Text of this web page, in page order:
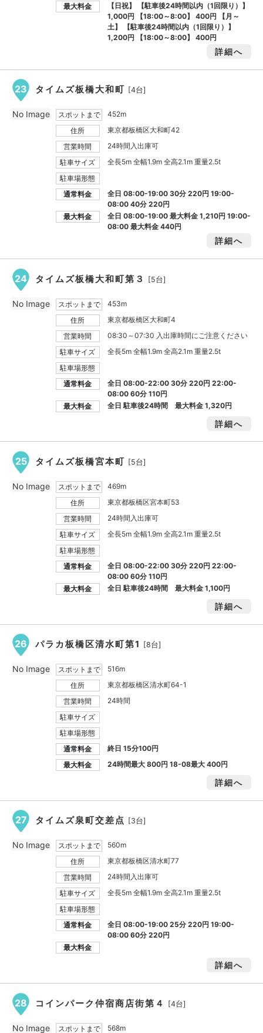
最大料金
【日祝】 【駐車後24時間以内（1回限り）】
1,000円
【18:00～8:00】400円
【月～
土】 【駐車後24時間以内（1回限り）】
1,200円
【18:00～8:00】400円
詳細へ
23 タイムズ板橋大和町 [4台]
スポットまで
452m
住所
東京都板橋区大和町42
営業時間
24時間入出庫可
駐車サイズ
全長5m 全幅1.9m 全高2.1m 重量2.5t
駐車場形態
通常料金
全日 08:00-19:00 30分 220円 19:00-
08:00 40分 220円
最大料金
全日 08:00-19:00 最大料金1,210円19:00-
08:00 最大料金440円
詳細へ
No Image
24 タイムズ板橋大和町第３ [5台]
スポットまで
453m
住所
東京都板橋区大和町4
営業時間
08:30～07:30 入出庫時間にご注意ください
駐車サイズ
全長5m 全幅1.9m 全高2.1m 重量2.5t
駐車場形態
通常料金
全日 08:00-22:00 30分 220円 22:00-
08:00 60分 110円
最大料金
全日 駐車後24時間 最大料金1,320円
詳細へ
No Image
25 タイムズ板橋宮本町 [5台]
スポットまで
469m
住所
東京都板橋区宮本町53
営業時間
24時間入出庫可
駐車サイズ
全長5m 全幅1.9m 全高2.1m 重量2.5t
駐車場形態
通常料金
全日 08:00-22:00 30分 220円 22:00-
08:00 60分 110円
最大料金
全日 駐車後24時間 最大料金1,100円
詳細へ
No Image
26 パラカ板橋区清水町第1 [8台]
スポットまで
516m
住所
東京都板橋区清水町64-1
営業時間
24時間
駐車サイズ
駐車場形態
通常料金
終日 15分100円
最大料金
24時間最大800円18-08最大400円
詳細へ
No Image
27 タイムズ泉町交差点 [3台]
スポットまで
560m
住所
東京都板橋区清水町77
営業時間
24時間入出庫可
駐車サイズ
全長5m 全幅1.9m 全高2.1m 重量2.5t
駐車場形態
通常料金
全日 08:00-19:00 25分 220円 19:00-
08:00 60分 220円
最大料金
詳細へ
No Image
28 コインパーク仲宿商店街第４ [4台]
スポットまで 568m
No Image